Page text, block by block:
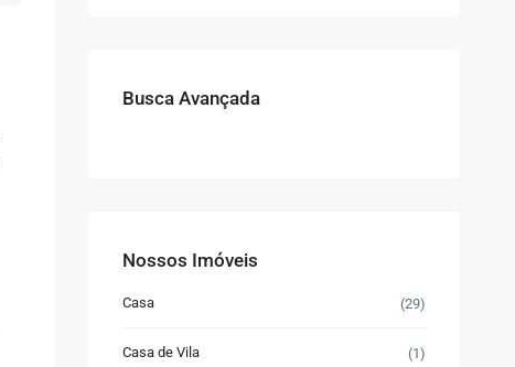
Busca Avançada
Nossos Imóveis
Casa (29)
Casa de Vila (1)